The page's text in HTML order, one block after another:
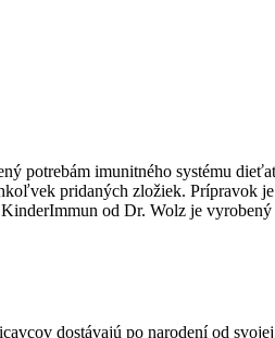
potrebám imunitného systému
pridaných zložiek. Prípravok
od Dr. Wolz je
dostávajú po narodení od